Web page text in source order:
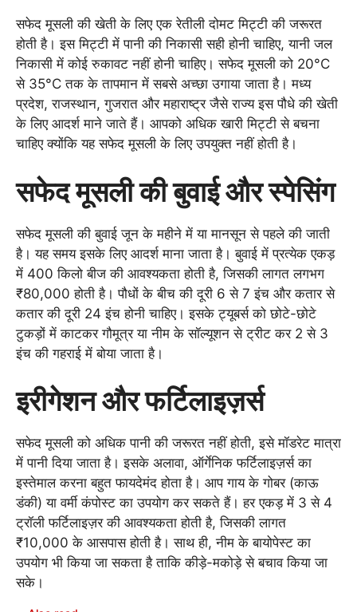
सफेद मूसली की खेती के लिए एक रेतीली दोमट मिट्टी की जरूरत
होती है। इस मिट्टी में पानी की निकासी सही होनी चाहिए, यानी जल
निकासी में कोई रुकावट नहीं होनी चाहिए। सफेद मूसली को 20°C
से 35°C तक के तापमान में सबसे अच्छा उगाया जाता है। मध्य
प्रदेश, राजस्थान, गुजरात और महाराष्ट्र जैसे राज्य इस पौधे की खेती
के लिए आदर्श माने जाते हैं। आपको अधिक खारी मिट्टी से बचना
चाहिए क्योंकि यह सफेद मूसली के लिए उपयुक्त नहीं होती है।
सफेद मूसली की बुवाई और स्पेसिंग
सफेद मूसली की बुवाई जून के महीने में या मानसून से पहले की जाती
है। यह समय इसके लिए आदर्श माना जाता है। बुवाई में प्रत्येक एकड़
में 400 किलो बीज की आवश्यकता होती है, जिसकी लागत लगभग
₹80,000 होती है। पौधों के बीच की दूरी 6 से 7 इंच और कतार से
कतार की दूरी 24 इंच होनी चाहिए। इसके ट्यूबर्स को छोटे-छोटे
टुकड़ों में काटकर गौमूत्र या नीम के सॉल्यूशन से ट्रीट कर 2 से 3
इंच की गहराई में बोया जाता है।
इरीगेशन और फर्टिलाइज़र्स
सफेद मूसली को अधिक पानी की जरूरत नहीं होती, इसे मॉडरेट मात्रा
में पानी दिया जाता है। इसके अलावा, ऑर्गेनिक फर्टिलाइज़र्स का
इस्तेमाल करना बहुत फायदेमंद होता है। आप गाय के गोबर (काऊ
डंकी) या वर्मी कंपोस्ट का उपयोग कर सकते हैं। हर एकड़ में 3 से 4
ट्रॉली फर्टिलाइज़र की आवश्यकता होती है, जिसकी लागत
₹10,000 के आसपास होती है। साथ ही, नीम के बायोपेस्ट का
उपयोग भी किया जा सकता है ताकि कीड़े-मकोड़े से बचाव किया जा
सके।